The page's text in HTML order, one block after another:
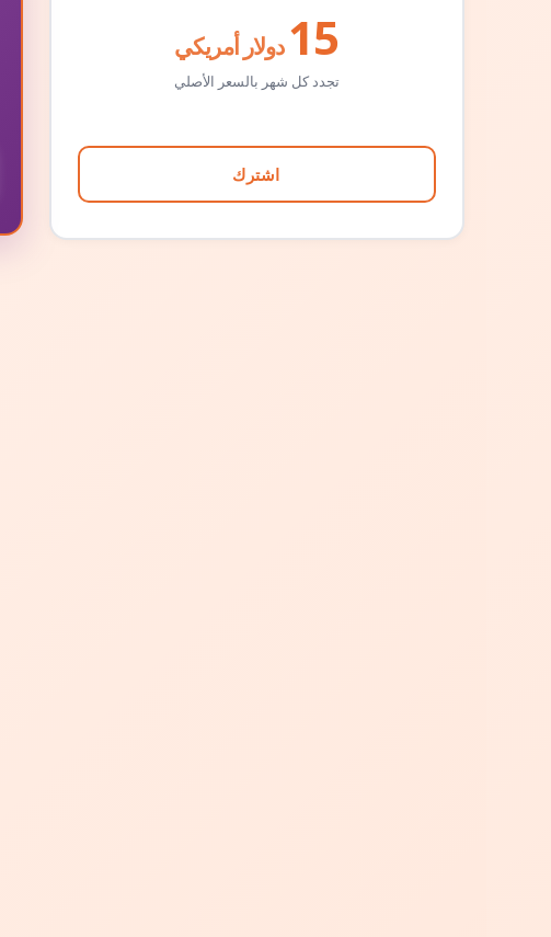
15 دولار أمريكي
تجدد كل شهر بالسعر الأصلي
اشترك